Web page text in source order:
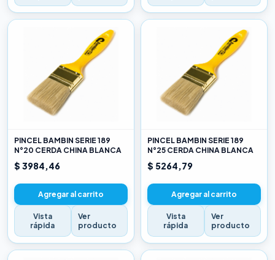
PINCEL BAMBIN SERIE 189
N°20 CERDA CHINA BLANCA
$ 3984,46
Agregar al carrito
Vista
rápida
Ver
producto
PINCEL BAMBIN SERIE 189
N°25 CERDA CHINA BLANCA
$ 5264,79
Agregar al carrito
Vista
rápida
Ver
producto